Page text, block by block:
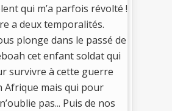
qui m’a parfois révolté !
a deux temporalités.
plonge dans le passé de
cet enfant soldat qui
survivre à cette guerre
Afrique mais qui pour
pas... Puis de nos